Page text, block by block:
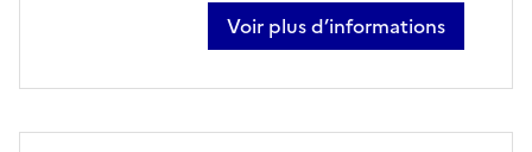
Voir plus d’informations
sur clément fournier